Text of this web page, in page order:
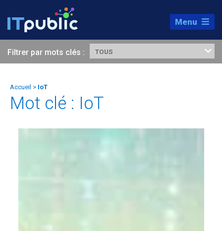
Menu
Filtrer par mots clés : TOUS
Accueil > IoT
Mot clé : IoT